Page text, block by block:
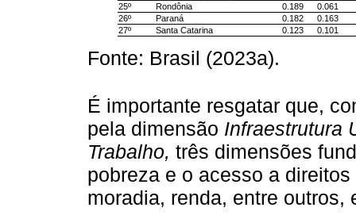
25º
Rondônia 0.189
0.061
26º
Paraná 0.182
0.163
27º
Santa Catarina 0.123 0.101
Fonte: Brasil (2023a).
É importante resgatar que,
pela dimensão Infraestrutura
Trabalho, três dimensões
pobreza e o acesso a
moradia, renda, entre